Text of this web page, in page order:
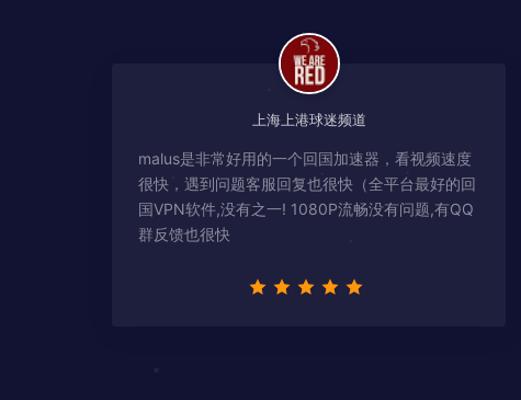
上海上港球迷频道
malus是非常好用的一个回国加速器，看视频速度
很快，遇到问题客服回复也很快（全平台最好的回
国VPN软件,没有之一! 1080P流畅没有问题,有QQ
群反馈也很快